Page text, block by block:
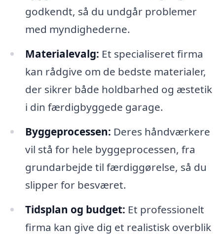
godkendt, så du undgår problemer
med myndighederne.
Materialevalg: Et specialiseret firma
kan rådgive om de bedste materialer,
der sikrer både holdbarhed og æstetik
i din færdigbyggede garage.
Byggeprocessen: Deres håndværkere
vil stå for hele byggeprocessen, fra
grundarbejde til færdiggørelse, så du
slipper for besværet.
Tidsplan og budget: Et professionelt
firma kan give dig et realistisk overblik